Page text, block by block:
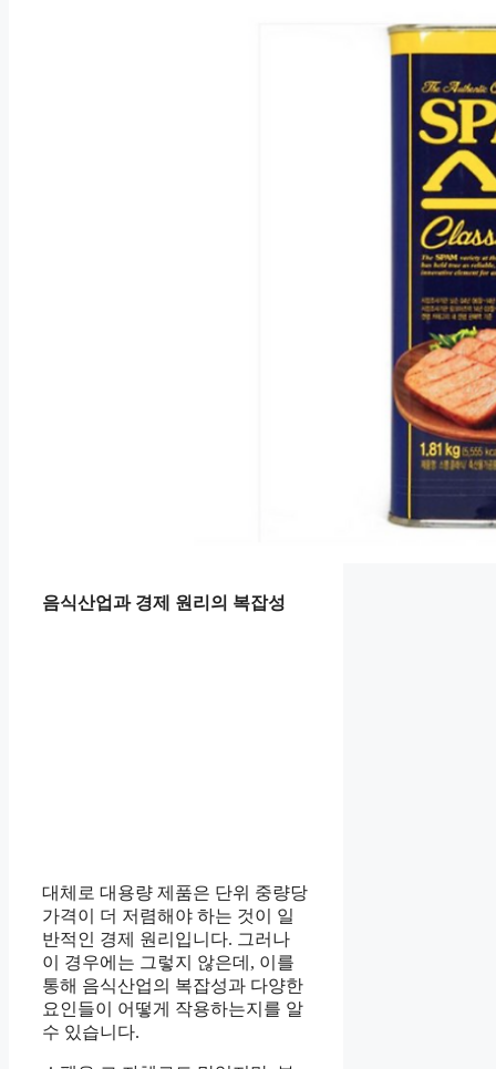
음식산업과 경제 원리의 복잡성
대체로 대용량 제품은 단위 중량당
가격이 더 저렴해야 하는 것이 일
반적인 경제 원리입니다. 그러나
이 경우에는 그렇지 않은데, 이를
통해 음식산업의 복잡성과 다양한
요인들이 어떻게 작용하는지를 알
수 있습니다.